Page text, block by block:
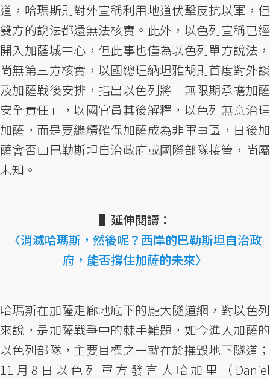
道，哈瑪斯則對外宣稱利用地道伏擊反抗以軍，但
雙方的說法都還無法核實。此外，以色列宣稱已經
開入加薩城中心，但此事也僅為以色列單方說法，
尚無第三方核實，以國總理納坦雅胡則首度對外談
及加薩戰後安排，指出以色列將「無限期承擔加薩
安全責任」，以國官員其後解釋，以色列無意治理
加薩，而是要繼續確保加薩成為非軍事區，日後加
薩會否由巴勒斯坦自治政府或國際部隊接管，尚屬
未知。
▌延伸閱讀：
〈消滅哈瑪斯，然後呢？西岸的巴勒斯坦自治政
府，能否撐住加薩的未來〉
哈瑪斯在加薩走廊地底下的龐大隧道網，對以色列
來說，是加薩戰爭中的棘手難題，如今進入加薩的
以色列部隊，主要目標之一就在於摧毀地下隧道；
11月8日以色列軍方發言人哈加里（Daniel